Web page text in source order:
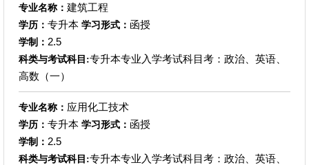
专业名称： 建筑工程
学历： 专升本 学习形式： 函授
学制： 2.5
科类与考试科目:专升本专业入学考试科目考：政治、英语、
高数（一）
专业名称： 应用化工技术
学历： 专升本 学习形式： 函授
学制： 2.5
科类与考试科目:专升本专业入学考试科目考：政治、英语、